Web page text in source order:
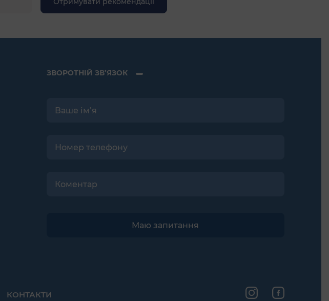
ЗВОРОТНІЙ ЗВ’ЯЗОК
КОНТАКТИ